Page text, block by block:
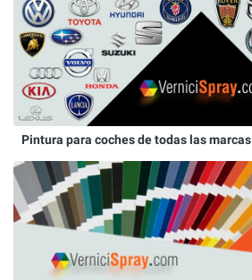
Pintura para coches de todas las marcas